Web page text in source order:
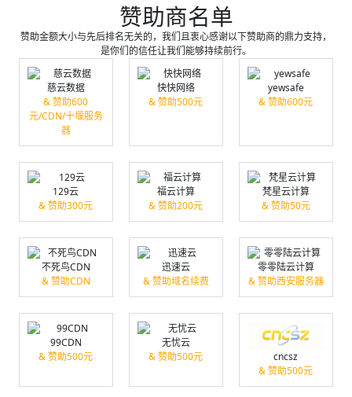
赞助商名单
赞助金额大小与先后排名无关的，我们且衷心感谢以下赞助商的鼎力支持，
是你们的信任让我们能够持续前行。
慈云数据
& 赞助600
元/CDN/十堰服务
器
快快网络
& 赞助500元
yewsafe
& 赞助600元
129云
& 赞助300元
福云计算
& 赞助200元
梵星云计算
& 赞助50元
不死鸟CDN
& 赞助CDN
迅速云
& 赞助域名续费
零零陆云计算
& 赞助西安服务器
99CDN
& 赞助500元
无忧云
& 赞助500元
cncsz
& 赞助500元